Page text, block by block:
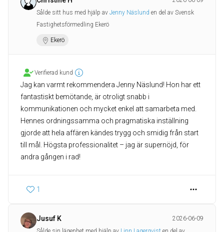
Sålde sitt hus med hjälp av Jenny Näslund en del av Svensk
Fastighetsförmedling Ekerö
Ekerö
Verifierad kund
Jag kan varmt rekommendera Jenny Näslund! Hon har ett
fantastiskt bemötande, är otroligt snabb i
kommunikationen och mycket enkel att samarbeta med.
Hennes ordningssamma och pragmatiska inställning
gjorde att hela affären kändes trygg och smidig från start
till mål. Högsta professionalitet – jag är supernöjd, för
andra gången i rad!
1
Jusuf K
2026-06-09